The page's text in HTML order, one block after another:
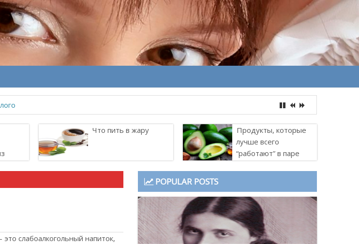
Что пить в жару
Продукты, которые
лучше всего
“работают” в паре
слабоалкогольный напиток,
POPULAR POSTS